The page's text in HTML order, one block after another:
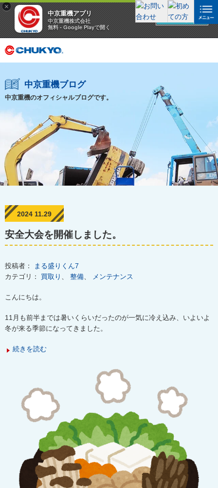
×
中京重機アプリ
中京重機株式会社
無料 - Google Playで開く
アプリを見る
中京重機ブログ
中京重機のオフィシャルブログです。
2024 11.29
安全大会を開催しました。
投稿者：
まる盛りくん7
カテゴリ： 買取り 整備 メンテナンス
こんにちは。
11 月も前半までは暑いくらいだったのが一気に冷え込み、いよいよ
冬が来る季節になってきました。
続きを読む